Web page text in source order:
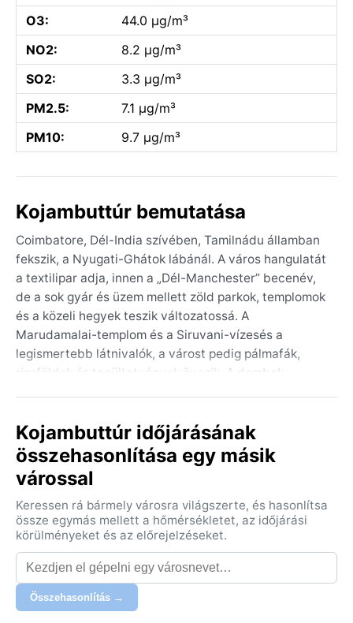
O3:
44.0 µg/m³
NO2:
8.2 µg/m³
SO2:
3.3 µg/m³
PM2.5:
7.1 µg/m³
PM10:
9.7 µg/m³
Kojambuttúr bemutatása
Coimbatore, Dél-India szívében, Tamilnádu államban
fekszik, a Nyugati-Ghátok lábánál. A város hangulatát
a textilipar adja, innen a „Dél-Manchester” becenév,
de a sok gyár és üzem mellett zöld parkok, templomok
és a közeli hegyek teszik változatossá. A
Marudamalai-templom és a Siruvani-vízesés a
legismertebb látnivalók, a várost pedig pálmafák,
rizsföldek és teaültetvények övezik. A dombok
Éghajlata a trópusi szavanna (Köppen: Aw) jellemzőit
hordozza: itt az év nem négy, hanem két évszakra
oszlik – a száraz és az esős időszakra. A nyár,
38°C fölé is kúszhat, a nappal tűző, az éjszaka alig
hoz enyhülést. A tél, decembertől februárig,
kellemesen meleg, 20–30°C között alakul, és ilyenkor
ritka a csapadék. A monszun két hullámban érkezik: a
délnyugati (június–szeptember) és az északkeleti
(október–december) egyaránt bőséges esőt hoz, a
Kojambuttúr időjárásának
összehasonlítása egy másik
várossal
Keressen rá bármely városra világszerte, és hasonlítsa
össze egymás mellett a hőmérsékletet, az időjárási
körülményeket és az előrejelzéseket.
Összehasonlítás →